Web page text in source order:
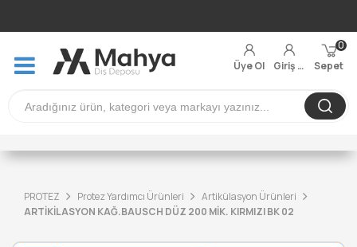
Üye Ol Giriş Yap Sepet
0
PROTEZ Protez Yardımcı Ürünleri
Artikülasyon Ürünleri
ARTİKİLASYON KAĞ.BAUSCH DÜZ 200 MİK. KIRMIZI BK 02